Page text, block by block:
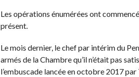
Les opérations énumérées ont
présent.
Le mois dernier, le chef par intérim du
armés de la Chambre qu’il n’était pas
l’embuscade lancée en octobre 2017